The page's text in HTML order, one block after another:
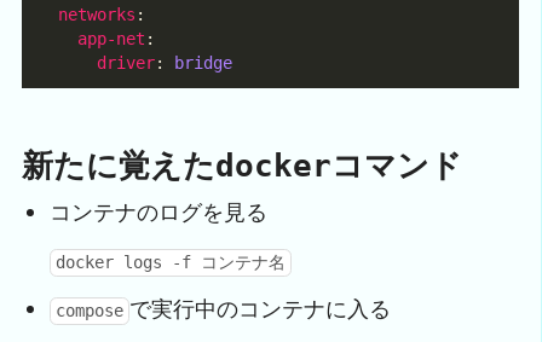
networks
app-net
driver: bridge
新たに覚えたdockerコマンド
コンテナのログを見る
docker logs -f コンテナ名
compose で実行中のコンテナに入る